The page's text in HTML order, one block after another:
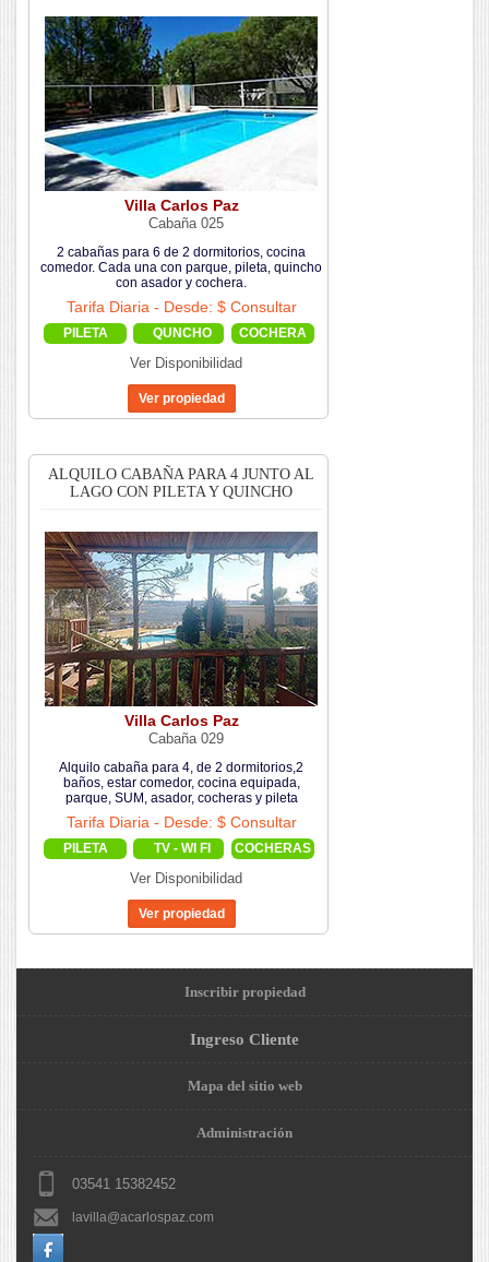
Villa Carlos Paz
Cabaña 025
2 cabañas para 6 de 2 dormitorios, cocina
comedor. Cada una con parque, pileta, quincho
con asador y cochera.
Tarifa Diaria - Desde: $ Consultar
PILETA QUNCHO COCHERA
Ver Disponibilidad
ALQUILO CABAÑA PARA 4 JUNTO AL
LAGO CON PILETA Y QUINCHO
Villa Carlos Paz
Cabaña 029
Alquilo cabaña para 4, de 2 dormitorios,2
baños, estar comedor, cocina equipada,
parque, SUM, asador, cocheras y pileta
Tarifa Diaria - Desde: $ Consultar
PILETA TV - WI FI COCHERAS
Ver Disponibilidad
Inscribir propiedad
Ingreso Cliente
Mapa del sitio web
Administración
03541 15382452
lavilla@acarlospaz.com